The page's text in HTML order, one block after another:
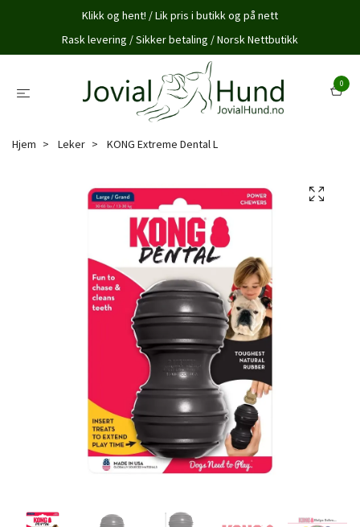
Klikk og hent! / Lik pris i butikk og på nett
Rask levering / Sikker betaling / Norsk Nettbutikk
0
Hjem Leker KONG Extreme Dental L